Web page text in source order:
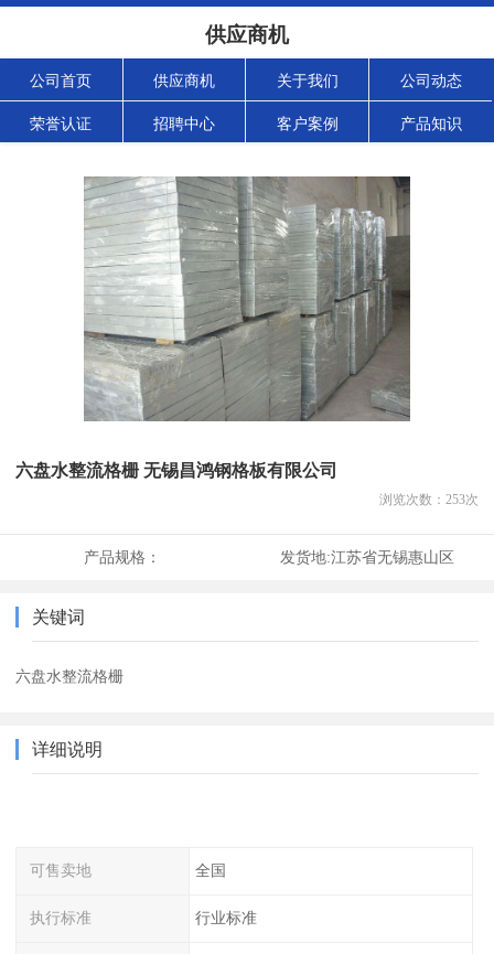
供应商机
公司首页 供应商机 关于我们 公司动态
荣誉认证 招聘中心 客户案例 产品知识
六盘水整流格栅 无锡昌鸿钢格板有限公司
浏览次数： 253次
产品规格： 发货地:江苏省无锡惠山区
关键词
六盘水整流格栅
详细说明
可售卖地 全国
执行标准 行业标准